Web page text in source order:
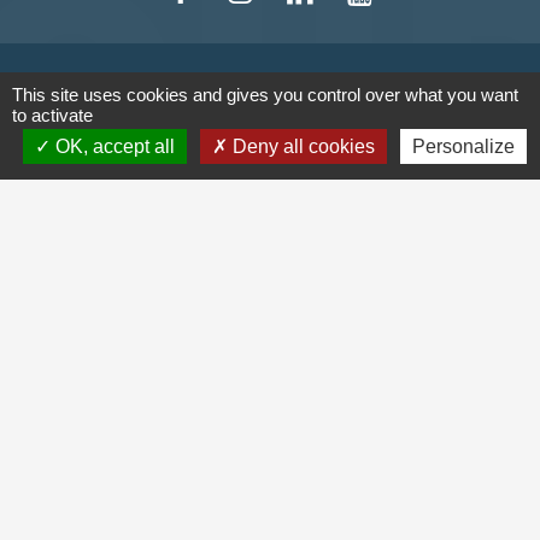
CONTACT
Commune de Houdain
8, rue Roger Salengro
This site uses cookies and gives you control over what you want
to activate
OK, accept all
Deny all cookies Personalize